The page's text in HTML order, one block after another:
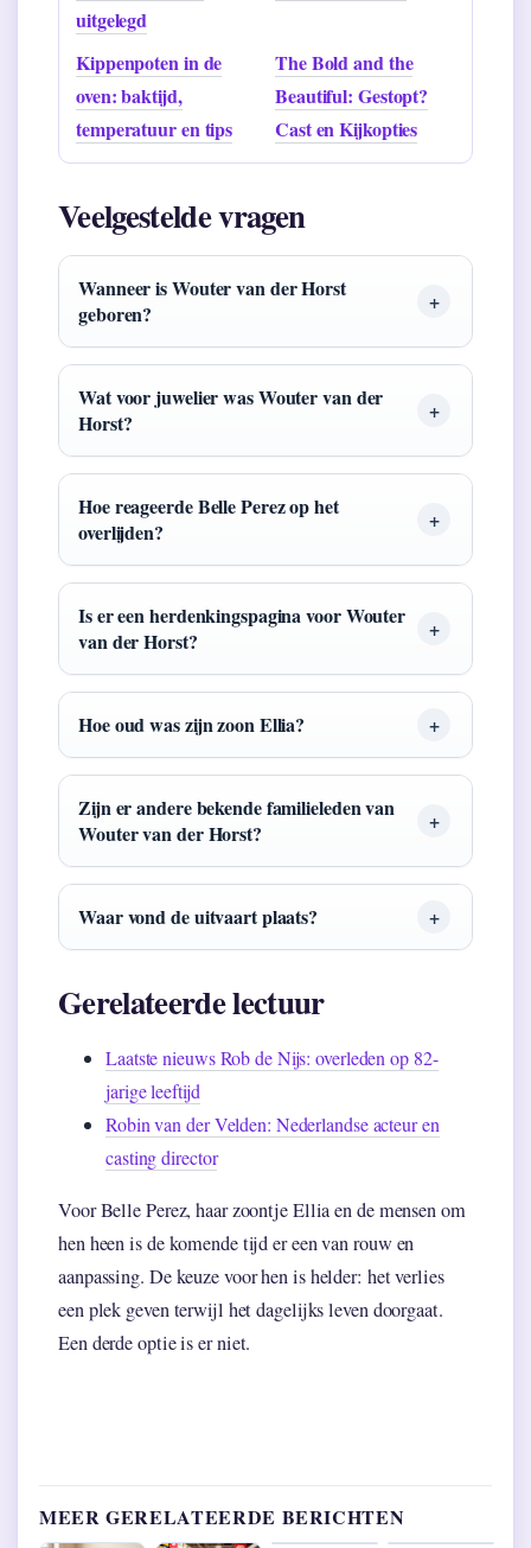
uitgelegd
Kippenpoten in de
oven: baktijd,
temperatuur en tips
The Bold and the
Beautiful: Gestopt?
Cast en Kijkopties
Veelgestelde vragen
Wanneer is Wouter van der Horst
geboren?
Wat voor juwelier was Wouter van der
Horst?
Hoe reageerde Belle Perez op het
overlijden?
Is er een herdenkingspagina voor Wouter
van der Horst?
Hoe oud was zijn zoon Ellia?
Zijn er andere bekende familieleden van
Wouter van der Horst?
Waar vond de uitvaart plaats?
Gerelateerde lectuur
Laatste nieuws Rob de Nijs: overleden op 82-
jarige leeftijd
Robin van der Velden: Nederlandse acteur en
casting director
Voor Belle Perez, haar zoontje Ellia en de mensen om
hen heen is de komende tijd er een van rouw en
aanpassing. De keuze voor hen is helder: het verlies
een plek geven terwijl het dagelijks leven doorgaat.
Een derde optie is er niet.
MEER GERELATEERDE BERICHTEN